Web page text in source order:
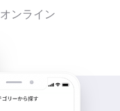
オンライン